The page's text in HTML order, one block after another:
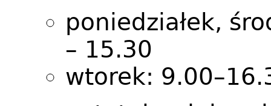
poniedziałek,
– 15.30
wtorek: